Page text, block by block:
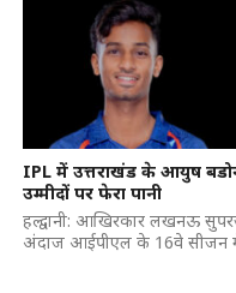
IPL में उत्तराखंड के आयुष
उम्मीदों पर फेरा पानी
हल्द्वानी: आखिरकार लखनऊ
अंदाज आईपीएल के 16वे सीजन में